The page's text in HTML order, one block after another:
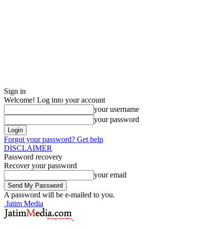
Sign in
Welcome! Log into your account
your username
your password
Forgot your password? Get help
DISCLAIMER
Password recovery
Recover your password
your email
A password will be e-mailed to you.
Jatim Media